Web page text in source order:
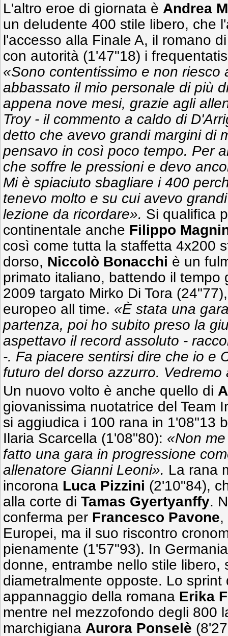
L'altro eroe di giornata è Andrea
un deludente 400 stile libero, che
l'accesso alla Finale A, il romano
con autorità (1'47"18) i
«Sono contentissimo e non riesco
abbassato il mio personale di più
appena nove mesi, grazie agli
Troy - il commento a caldo di
detto che avevo grandi margini di
pensavo in così poco tempo. Per
che soffre le pressioni e devo
Mi è spiaciuto sbagliare i 400
tenevo molto e su cui avevo
lezione da ricordare». Si qualifica
continentale anche Filippo
così come tutta la staffetta 4x200
dorso, Niccolò Bonacchi è un
primato italiano, battendo il tempo
2009 targato Mirko Di Tora
europeo all time. «È stata una
partenza, poi ho subito preso la
aspettavo il record assoluto -
-. Fa piacere sentirsi dire che io e
futuro del dorso azzurro. Vedremo
Un nuovo volto è anche quello di
giovanissima nuotatrice del Team
si aggiudica i 100 rana in 1'08"13
Ilaria Scarcella (1'08"80): «Non
fatto una gara in progressione
allenatore Gianni Leoni». La rana
incorona Luca Pizzini (2'10"84),
alla corte di Tamas Gyertyanffy.
conferma per Francesco Pavone,
Europei, ma il suo riscontro
pienamente (1'57"93). In
donne, entrambe nello stile libero,
diametralmente opposte. Lo sprint
appannaggio della romana Erika
mentre nel mezzofondo degli 800
marchigiana Aurora Ponselè